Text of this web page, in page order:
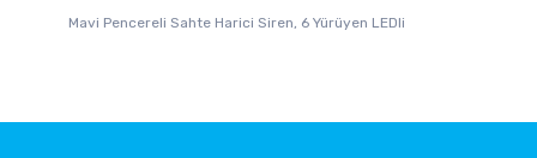
Mavi Pencereli Sahte Harici Siren, 6 Yürüyen LEDli